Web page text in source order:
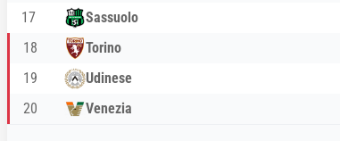
17
Sassuolo
18
Torino
19
Udinese
20
Venezia